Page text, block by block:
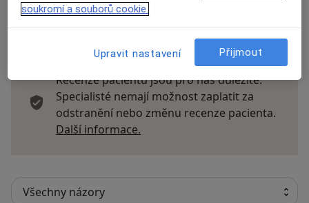
Recenze pacientů jsou pro nás důležité.
Specialisté nemají možnost zaplatit za
odstranění nebo změnu recenze pacienta.
Další informace.
soukromí a souborů cookie.
Upravit nastavení Přijmout